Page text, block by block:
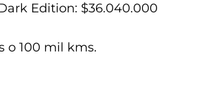
Edition: $36.040.000
o 100 mil kms.